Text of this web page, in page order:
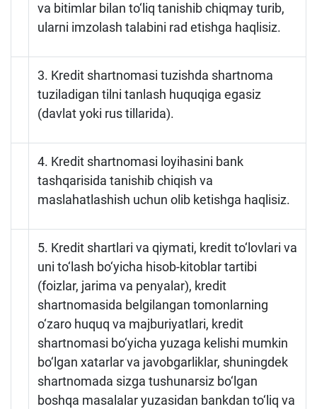
Sayt xaritasi
va bitimlar bilan to‘liq tanishib chiqmay turib,
ularni imzolash talabini rad etishga haqlisiz.
3. Kredit shartnomasi tuzishda shartnoma
tuziladigan tilni tanlash huquqiga egasiz
(davlat yoki rus tillarida).
4. Kredit shartnomasi loyihasini bank
tashqarisida tanishib chiqish va
maslahatlashish uchun olib ketishga haqlisiz.
5. Kredit shartlari va qiymati, kredit to‘lovlari va
uni to‘lash bo‘yicha hisob-kitoblar tartibi
(foizlar, jarima va penyalar), kredit
shartnomasida belgilangan tomonlarning
o‘zaro huquq va majburiyatlari, kredit
shartnomasi bo‘yicha yuzaga kelishi mumkin
bo‘lgan xatarlar va javobgarliklar, shuningdek
shartnomada sizga tushunarsiz bo‘lgan
boshqa masalalar yuzasidan bankdan to‘liq va